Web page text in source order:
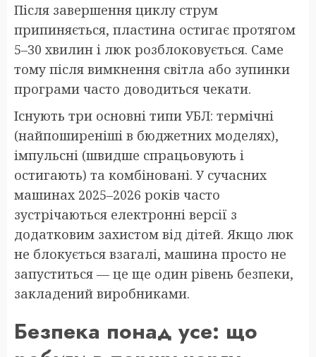
Після завершення циклу струм
припиняється, пластина остигає протягом
5–30 хвилин і люк розблоковується. Саме
тому після вимкнення світла або зупинки
програми часто доводиться чекати.
Існують три основні типи УБЛ: термічні
(найпоширеніші в бюджетних моделях),
імпульсні (швидше спрацьовують і
остигають) та комбіновані. У сучасних
машинах 2025–2026 років часто
зустрічаються електронні версії з
додатковим захистом від дітей. Якщо люк
не блокується взагалі, машина просто не
запуститься — це ще один рівень безпеки,
закладений виробниками.
Безпека понад усе: що